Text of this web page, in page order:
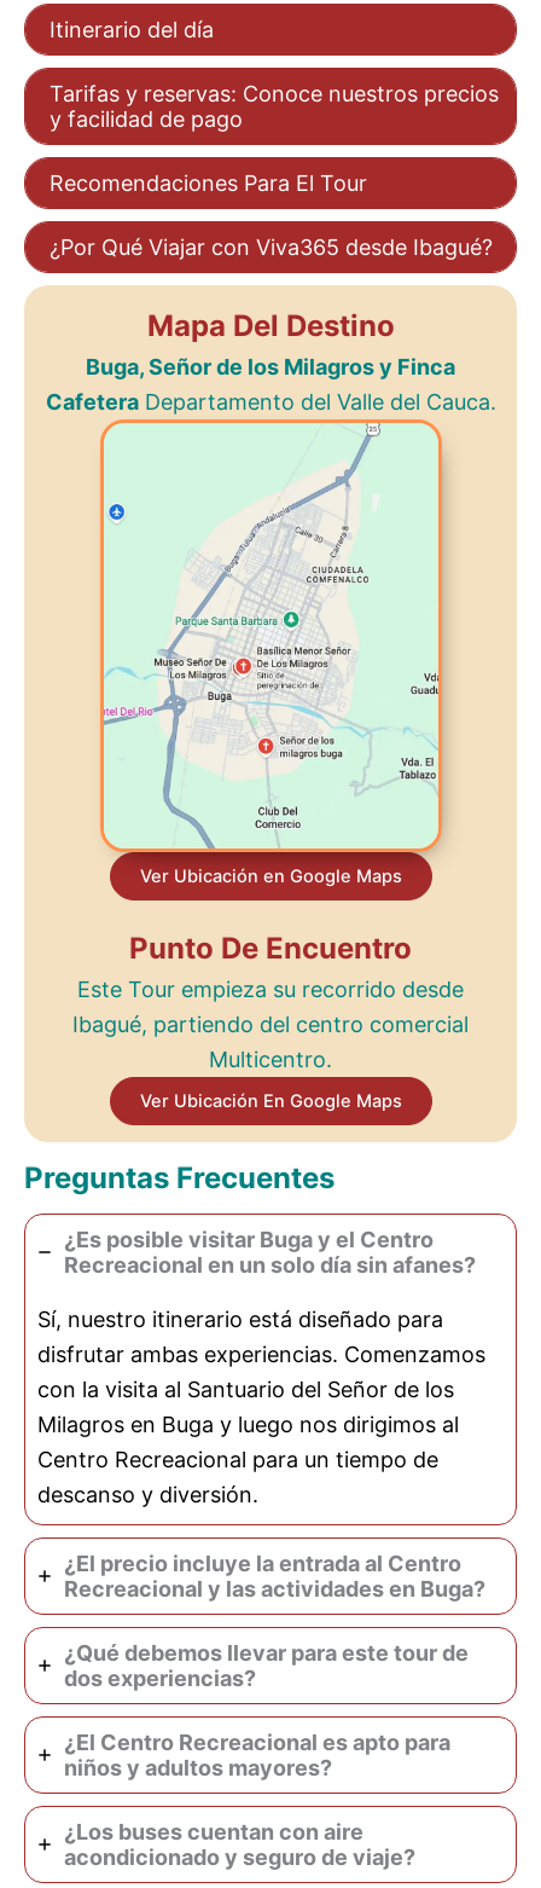
Itinerario del día
Tarifas y reservas: Conoce nuestros precios
y facilidad de pago
Recomendaciones Para El Tour
¿Por Qué Viajar con Viva365 desde Ibagué?
Mapa Del Destino
Buga, Señor de los Milagros y Finca
CafeteraDepartamento del Valle del Cauca.
Ver Ubicación en Google Maps
Punto De Encuentro
Este Tour empieza su recorrido desde
Ibagué, partiendo del centro comercial
Multicentro.
Ver Ubicación En Google Maps
Preguntas Frecuentes
¿Es posible visitar Buga y el Centro
Recreacional en un solo día sin afanes?
Sí, nuestro itinerario está diseñado para
disfrutar ambas experiencias. Comenzamos
con la visita al Santuario del Señor de los
Milagros en Buga y luego nos dirigimos al
Centro Recreacional para un tiempo de
descanso y diversión.
¿El precio incluye la entrada al Centro
Recreacional y las actividades en Buga?
¿Qué debemos llevar para este tour de
dos experiencias?
¿El Centro Recreacional es apto para
niños y adultos mayores?
¿Los buses cuentan con aire
acondicionado y seguro de viaje?